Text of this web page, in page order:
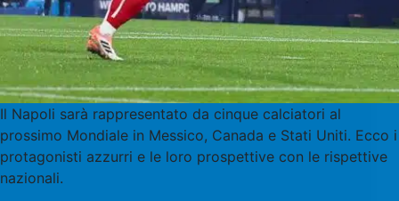
Il Napoli sarà rappresentato da cinque calciatori al
prossimo Mondiale in Messico, Canada e Stati Uniti. Ecco i
protagonisti azzurri e le loro prospettive con le rispettive
nazionali.